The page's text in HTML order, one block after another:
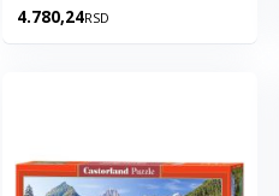
4.780,24RSD